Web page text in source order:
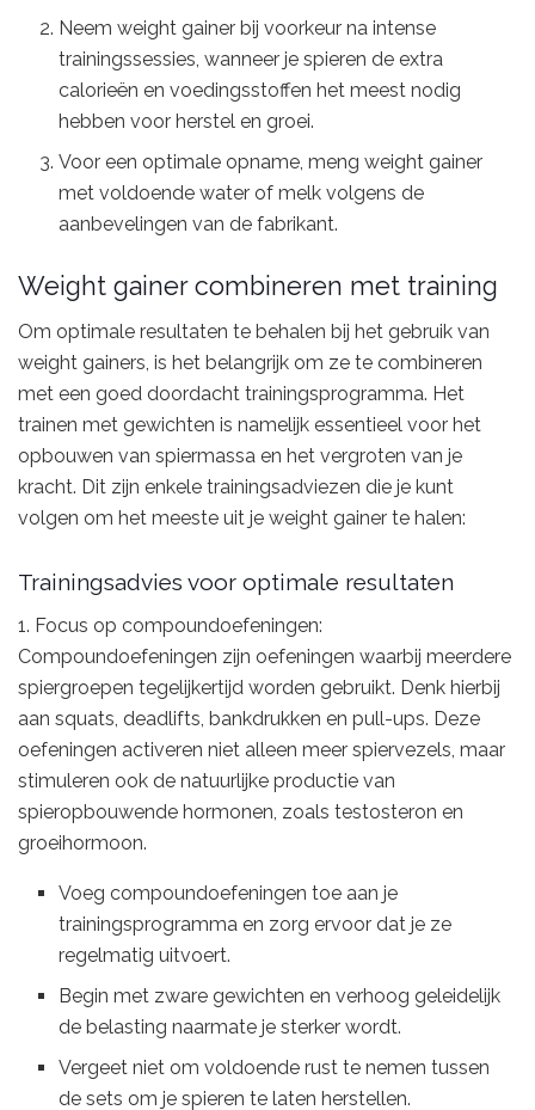
Neem weight gainer bij voorkeur na intense
trainingssessies, wanneer je spieren de extra
calorieën en voedingsstoffen het meest nodig
hebben voor herstel en groei.
Voor een optimale opname, meng weight gainer
met voldoende water of melk volgens de
aanbevelingen van de fabrikant.
Weight gainer combineren met training
Om optimale resultaten te behalen bij het gebruik van
weight gainers, is het belangrijk om ze te combineren
met een goed doordacht trainingsprogramma. Het
trainen met gewichten is namelijk essentieel voor het
opbouwen van spiermassa en het vergroten van je
kracht. Dit zijn enkele trainingsadviezen die je kunt
volgen om het meeste uit je weight gainer te halen:
Trainingsadvies voor optimale resultaten
1. Focus op compoundoefeningen:
Compoundoefeningen zijn oefeningen waarbij meerdere
spiergroepen tegelijkertijd worden gebruikt. Denk hierbij
aan squats, deadlifts, bankdrukken en pull-ups. Deze
oefeningen activeren niet alleen meer spiervezels, maar
stimuleren ook de natuurlijke productie van
spieropbouwende hormonen, zoals testosteron en
groeihormoon.
Voeg compoundoefeningen toe aan je
trainingsprogramma en zorg ervoor dat je ze
regelmatig uitvoert.
Begin met zware gewichten en verhoog geleidelijk
de belasting naarmate je sterker wordt.
Vergeet niet om voldoende rust te nemen tussen
de sets om je spieren te laten herstellen.